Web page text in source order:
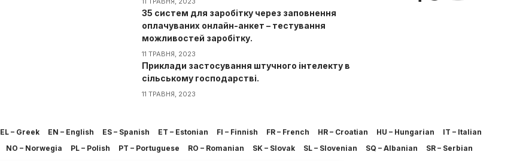
35 систем для заробітку через заповнення
оплачуваних онлайн-анкет – тестування
можливостей заробітку.
11 ТРАВНЯ, 2023
Приклади застосування штучного інтелекту в
сільському господарстві.
11 ТРАВНЯ, 2023
EL – Greek EN – English ES – Spanish ET – Estonian FI – Finnish FR – French HR – Croatian HU – Hungarian
IT – Italian
NO – Norwegia PL – Polish PT – Portuguese RO – Romanian SK – Slovak SL – Slovenian SQ – Albanian
SR – Serbian